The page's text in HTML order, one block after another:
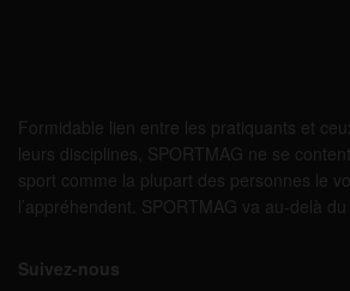
Formidable lien entre les pratiquants et
leurs disciplines, SPORTMAG ne se
sport comme la plupart des personnes le
l’appréhendent. SPORTMAG va au-delà du
Suivez-nous